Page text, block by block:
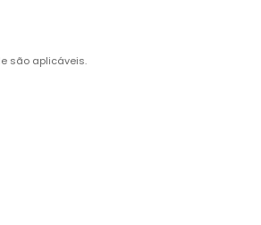
são aplicáveis.